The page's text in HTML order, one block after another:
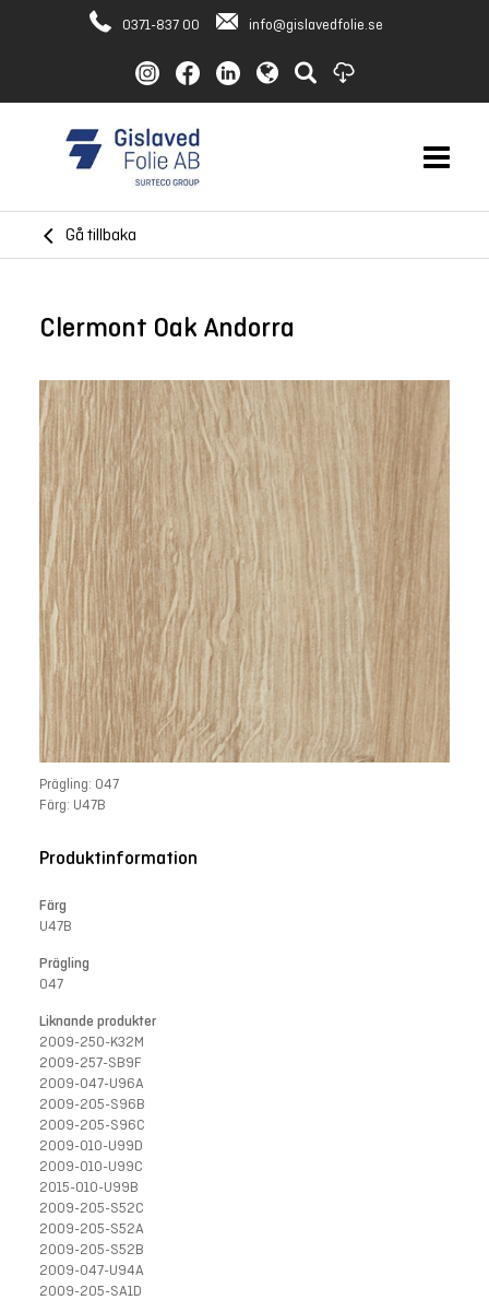
0371-837 00 info@gislavedfolie.se
Gå tillbaka
Clermont Oak Andorra
Prägling: 047
Färg: U47B
Produktinformation
Färg
U47B
Prägling
047
Liknande produkter
2009-250-K32M
2009-257-SB9F
2009-047-U96A
2009-205-S96B
2009-205-S96C
2009-010-U99D
2009-010-U99C
2015-010-U99B
2009-205-S52C
2009-205-S52A
2009-205-S52B
2009-047-U94A
2009-205-SA1D